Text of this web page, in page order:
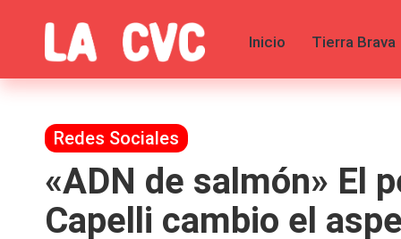
contenidoC
o
p
u
de
la
farándula,
Realitys,
Tierra
Brava,
Inicio Tierra Brava
Publicada
Redes Sociales
«ADN de salmón» El
Capelli cambio el